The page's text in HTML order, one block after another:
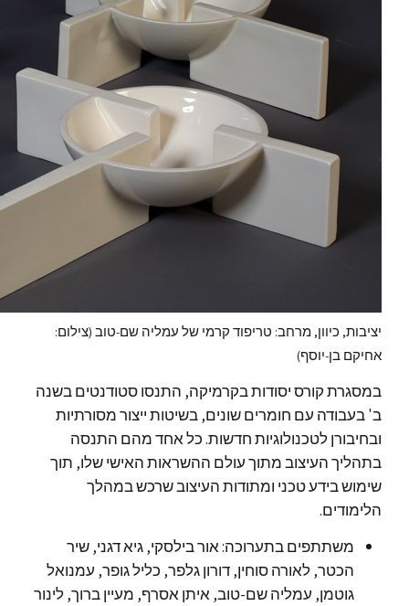
יציבות, כיוון, מרחב: טריפוד קרמי של עמליה שם-טוב (צילום:
אחיקם בן-יוסף)
במסגרת קורס יסודות בקרמיקה, התנסו סטודנטים בשנה
ב' בעבודה עם חומרים שונים, בשיטות ייצור מסורתיות
ובחיבורן לטכנולוגיות חדשות. כל אחד מהם התנסה
בתהליך העיצוב מתוך עולם ההשראות האישי שלו, תוך
שימוש בידע טכני ומתודות העיצוב שרכש במהלך
הלימודים.
משתתפים בתערוכה: אור בילסקי, גיא דגני, שיר
הכטר, לאורה סוחין, דורון גלפר, כליל גופר, עמנואל
גוטמן, עמליה שם-טוב, איתן אסרף, מעיין ברוך, לינור